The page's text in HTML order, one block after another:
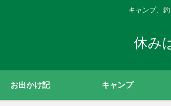
キャンプ、
休み
お出かけ記 キャンプ